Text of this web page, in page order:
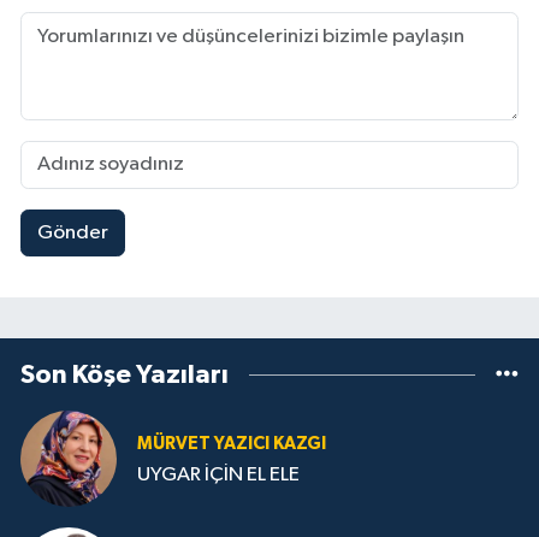
Gönder
Son Köşe Yazıları
MÜRVET YAZICI KAZGI
UYGAR İÇİN EL ELE